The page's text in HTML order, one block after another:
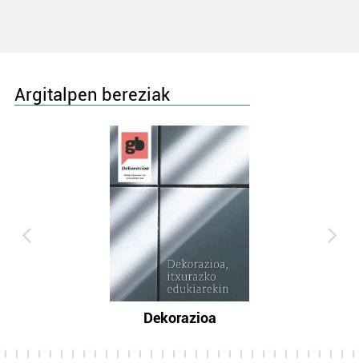
Argitalpen bereziak
Dekorazioa